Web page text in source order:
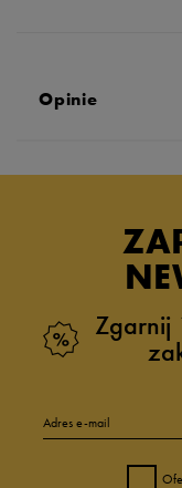
Opinie
4
Zgarnij
Adres e-mail